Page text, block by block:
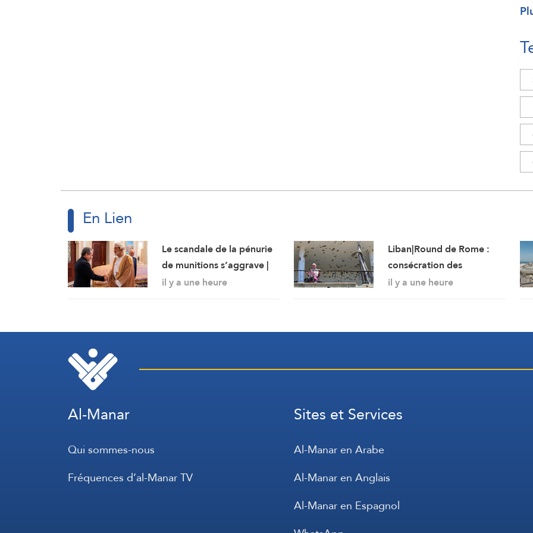
En Lien
Le scandale de la pénurie
de munitions s’aggrave |
Iran – Oman : L’accord
il y a une heure
Liban|Round de Rome :
consécration des
exigences de l’ennemi et
il y a une heure
Al-Manar
Qui sommes-nous
Fréquences d’al-Manar TV
Sites et Services
Al-Manar en Arabe
Al-Manar en Anglais
Al-Manar en Espagnol